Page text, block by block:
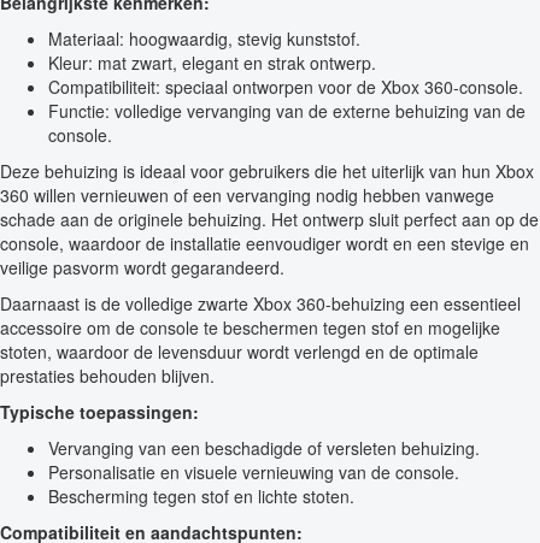
Materiaal: hoogwaardig, stevig kunststof.
Kleur: mat zwart, elegant en strak ontwerp.
Compatibiliteit: speciaal ontworpen voor de Xbox 360-console.
Functie: volledige vervanging van de externe behuizing van de
console.
Deze behuizing is ideaal voor gebruikers die het uiterlijk van hun Xbox
360 willen vernieuwen of een vervanging nodig hebben vanwege
schade aan de originele behuizing. Het ontwerp sluit perfect aan op de
console, waardoor de installatie eenvoudiger wordt en een stevige en
veilige pasvorm wordt gegarandeerd.
Daarnaast is de volledige zwarte Xbox 360-behuizing een essentieel
accessoire om de console te beschermen tegen stof en mogelijke
stoten, waardoor de levensduur wordt verlengd en de optimale
prestaties behouden blijven.
Typische toepassingen:
Vervanging van een beschadigde of versleten behuizing.
Personalisatie en visuele vernieuwing van de console.
Bescherming tegen stof en lichte stoten.
Compatibiliteit en aandachtspunten: